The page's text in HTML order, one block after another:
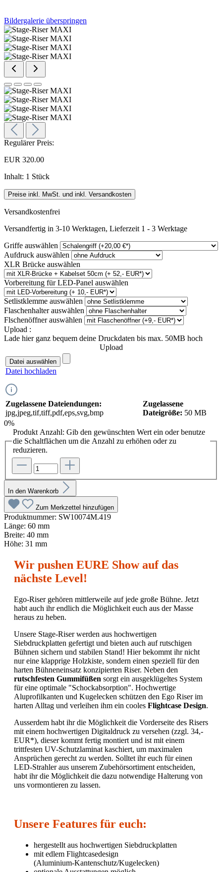
Bildergalerie überspringen
Regulärer Preis:
EUR 320.00
Inhalt: 1 Stück
Preise inkl. MwSt. und inkl. Versandkosten
Versandkostenfrei
Versandfertig in 3-10 Werktagen, Lieferzeit 1 - 3 Werktage
Griffe auswählen
Aufdruck auswählen
XLR Brücke auswählen
Vorbereitung für LED-Panel auswählen
Setlistklemme auswählen
Flaschenhalterauswählen
Flschenöffnerauswählen
Upload :
Lade hier ganz bequem deine Druckdaten bis max. 50MB hoch
Upload
Datei auswählen
Datei hochladen
Zugelassene Dateiendungen:
jpg,jpeg,tif,tiff,pdf,eps,svg,bmp
Zugelassene
Dateigröße: 50 MB
0%
Produkt Anzahl: Gib den gewünschten Wert ein oder benutze
die Schaltflächen um die Anzahl zu erhöhen oder zu
reduzieren.
In den Warenkorb
Zum Merkzettel hinzufügen
Produktnummer: SW10074M.419
Länge: 60 mm
Breite: 40 mm
Höhe: 31 mm
Wir pushen EURE Show auf das
nächste Level!
Ego-Riser gehören mittlerweile auf jede große Bühne. Jetzt
habt auch ihr endlich die Möglichkeit euch aus der Masse
heraus zu heben.
Unsere Stage-Riser werden aus hochwertigen
Siebdruckplatten gefertigt und bieten auch auf rutschigen
Bühnen sichern und stabilen Stand! Hier bekommt ihr nicht
nur eine klapprige Holzkiste, sondern einen speziell für den
harten Bühneneinsatz konzipierten Riser. Neben den
rutschfesten Gummifüßen sorgt ein ausgeklügeltes System
für eine optimale "Schockabsorption". Hochwertige
Aluprofilkanten und Kugelecken schützen den Ego Riser im
harten Alltag und verleihen ihm ein cooles Flightcase Design.
Ausserdem habt ihr die Möglichkeit die Vorderseite des Risers
mit einem hochwertigen Digitaldruck zu versehen (zzgl. 34,-
EUR*), dieser kommt fertig montiert und ist mit einem
trittfesten UV-Schutzlaminat kaschiert, um maximalen
Ansprüchen gerecht zu werden. Solltet ihr euch für einen
LED-Strahler aus unserem Zubehörsortiment entscheiden,
habt ihr die Möglichkeit die dazu notwendige Halterung von
uns vormontieren zu lassen.
Unsere Features für euch:
hergestellt aus hochwertigen Siebdruckplatten
mit edlem Flightcasedesign
(Aluminium-Kantenschutz/Kugelecken)